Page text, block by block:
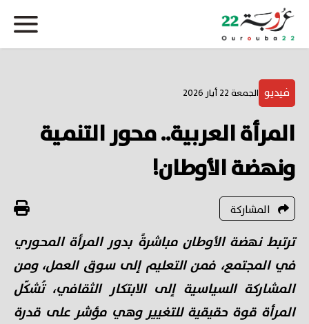
فيديو الجمعة 22 أيار 2026
المرأة العربية.. محور التنمية
ونهضة الأوطان!
المشاركة
ترتبط نهضة الأوطان مباشرةً بدور المرأة المحوري
في المجتمع، فمن التعليم إلى سوق العمل، ومن
المشاركة السياسية إلى الابتكار الثقافي، تُشكّل
المرأة قوة حقيقية للتغيير وهي مؤشر على قدرة